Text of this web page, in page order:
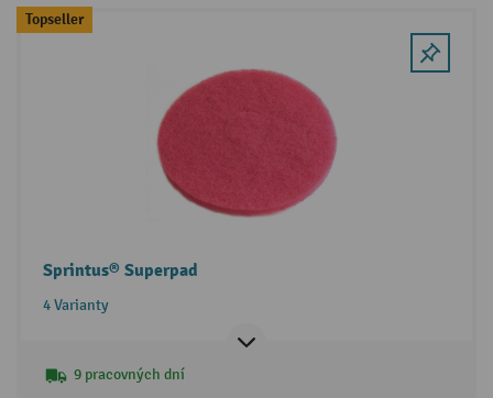
Topseller
Sprintus® Superpad
4 Varianty
9 pracovných dní